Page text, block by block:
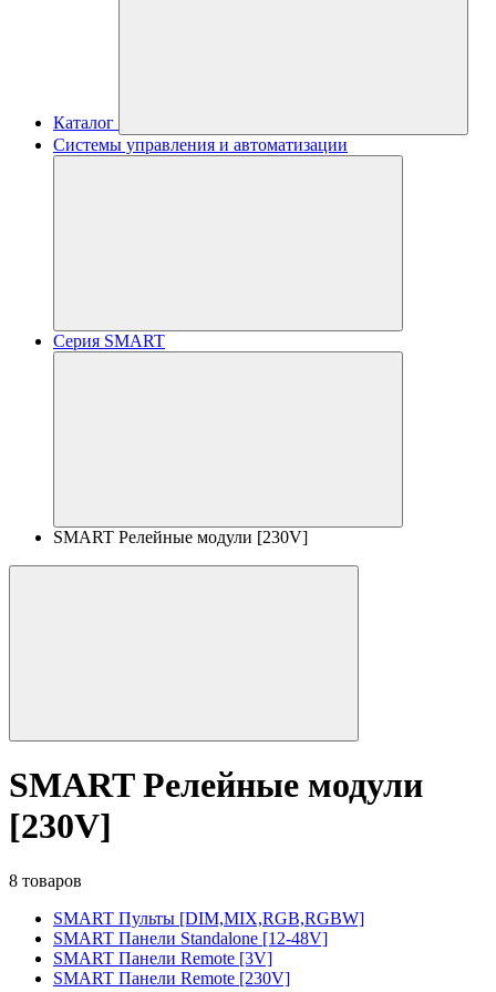
Каталог
Системы управления и автоматизации
Серия SMART
SMART Релейные модули [230V]
SMART Релейные модули
[230V]
8 товаров
SMART Пульты [DIM,MIX,RGB,RGBW]
SMART Панели Standalone [12-48V]
SMART Панели Remote [3V]
SMART Панели Remote [230V]